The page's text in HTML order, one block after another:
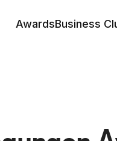
AwardsBusiness